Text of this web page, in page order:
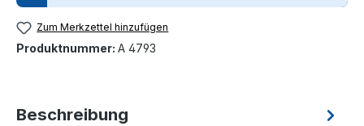
Zum Merkzettel hinzufügen
Produktnummer: A 4793
Beschreibung